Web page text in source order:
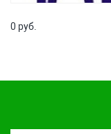
0 руб.